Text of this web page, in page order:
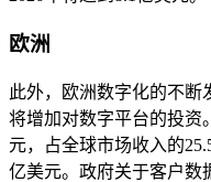
欧洲
此外，欧洲数字化的不断
将增加对数字平台的投资
元，占全球市场收入的
亿美元。政府关于客户数